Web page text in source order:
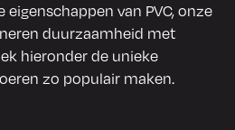
van PVC, onze
duurzaamheid met
hieronder de unieke
zo populair maken.